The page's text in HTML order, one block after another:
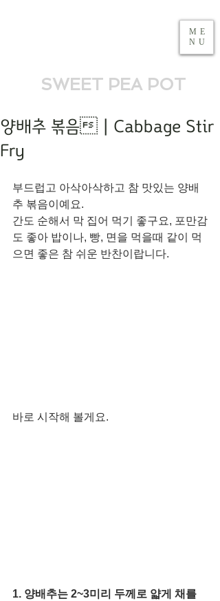
SWEET PEA POT
ME
NU
양배추 볶음 | Cabbage Stir
Fry
부드럽고 아삭아삭하고 참 맛있는 양배
추 볶음이예요.
간도 순해서 막 집어 먹기 좋구요, 포만감
도 좋아 밥이나, 빵, 면을 먹을때 같이 먹
으면 좋은 참 쉬운 반찬이랍니다.
바로 시작해 볼게요.
1. 양배추는 2~3미리 두께로 얇게 채를